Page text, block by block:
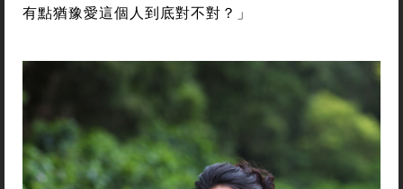
有點猶豫愛這個人到底對不對？」